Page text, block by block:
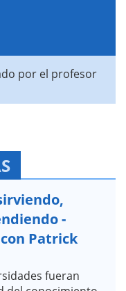
por el profesor
-
Patrick
fueran